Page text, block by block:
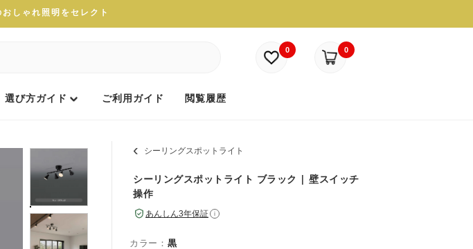
しゃれ照明をセレクト
0 0
選び方ガイド ご利用ガイド 閲覧履歴
シーリングスポットライト
シーリングスポットライト ブラック | 壁スイッチ
操作
あんしん3年保証 i
カラー： 黒